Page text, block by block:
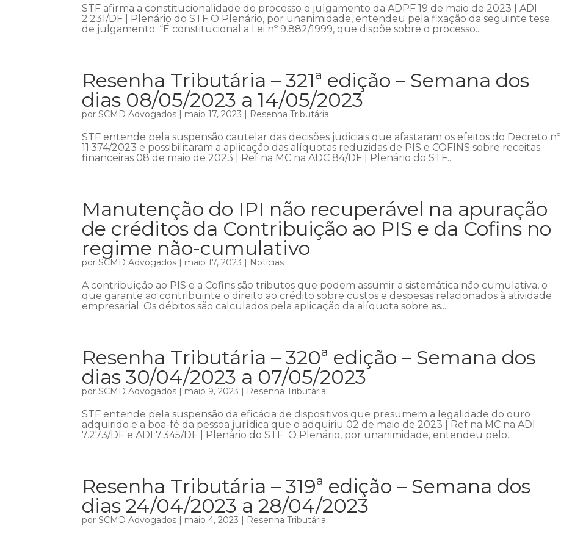
STF afirma a constitucionalidade do processo e julgamento da ADPF 19 de maio de 2023 | ADI
2.231/DF | Plenário do STF O Plenário, por unanimidade, entendeu pela fixação da seguinte tese
de julgamento: “É constitucional a Lei nº 9.882/1999, que dispõe sobre o processo...
Resenha Tributária – 321ª edição – Semana dos
dias 08/05/2023 a 14/05/2023
porSCMD Advogados | maio 17, 2023 | Resenha Tributária
STF entende pela suspensão cautelar das decisões judiciais que afastaram os efeitos do Decreto nº
11.374/2023 e possibilitaram a aplicação das alíquotas reduzidas de PIS e COFINS sobre receitas
financeiras 08 de maio de 2023 | Ref na MC na ADC 84/DF | Plenário do STF...
Manutenção do IPI não recuperável na apuração
de créditos da Contribuição ao PIS e da Cofins no
regime não-cumulativo
porSCMD Advogados | maio 17, 2023 | Notícias
A contribuição ao PIS e a Cofins são tributos que podem assumir a sistemática não cumulativa, o
que garante ao contribuinte o direito ao crédito sobre custos e despesas relacionados à atividade
empresarial. Os débitos são calculados pela aplicação da alíquota sobre as...
Resenha Tributária – 320ª edição – Semana dos
dias 30/04/2023 a 07/05/2023
porSCMD Advogados | maio 9, 2023 | Resenha Tributária
STF entende pela suspensão da eficácia de dispositivos que presumem a legalidade do ouro
adquirido e a boa-fé da pessoa jurídica que o adquiriu 02 de maio de 2023 | Ref na MC na ADI
7.273/DF e ADI 7.345/DF | Plenário do STF O Plenário, por unanimidade, entendeu pelo...
Resenha Tributária – 319ª edição – Semana dos
dias 24/04/2023 a 28/04/2023
porSCMD Advogados | maio 4, 2023 | Resenha Tributária